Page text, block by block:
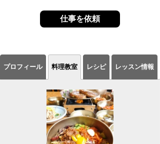
仕事を依頼
プロフィール 料理教室 レシピ レッスン情報